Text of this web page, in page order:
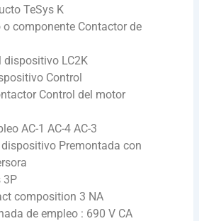
TeSys K
componente Contactor de
dispositivo LC2K
Control
Control del motor
AC-1 AC-4 AC-3
Premontada con
3P
composition 3 NA
de empleo : 690 V CA